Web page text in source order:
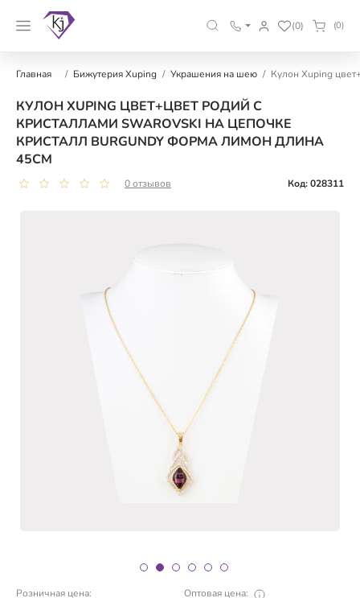
(0) (0)
Главная Бижутерия Xuping Украшения на шею Кулон Xuping
КУЛОН XUPING ЦВЕТ+ЦВЕТ РОДИЙ С
КРИСТАЛЛАМИ SWAROVSKI НА ЦЕПОЧКЕ
КРИСТАЛЛ BURGUNDY ФОРМА ЛИМОН ДЛИНА
45СМ
0 отзывов Код: 028311
Розничная цена: Оптовая цена: